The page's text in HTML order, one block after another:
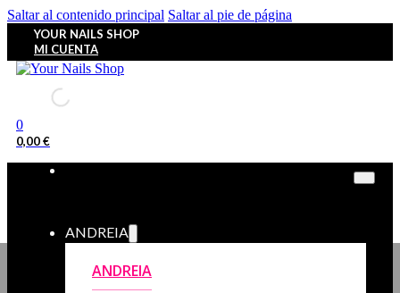
Saltar al contenido principal Saltar al pie de página
YOUR NAILS SHOP
MI CUENTA
0
0,00€
ANDREIA
ANDREIA